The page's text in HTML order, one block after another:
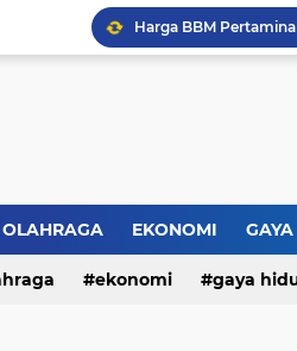
EKONOMI
ekonomi gaya